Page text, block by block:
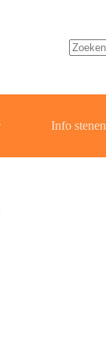
Info stenen